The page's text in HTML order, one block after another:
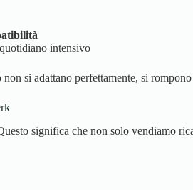
intensivo
si adattano perfettamente, si
significa che non solo vendiamo